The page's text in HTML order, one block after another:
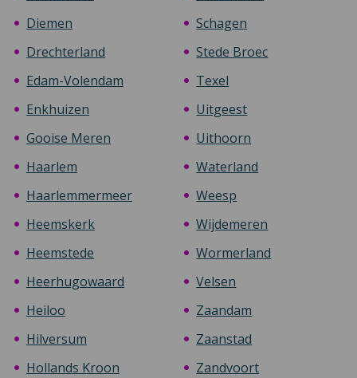
Diemen
Drechterland
Edam-Volendam
Enkhuizen
Gooise Meren
Haarlem
Haarlemmermeer
Heemskerk
Heemstede
Heerhugowaard
Heiloo
Hilversum
Hollands Kroon
Schagen
Stede Broec
Texel
Uitgeest
Uithoorn
Waterland
Weesp
Wijdemeren
Wormerland
Velsen
Zaandam
Zaanstad
Zandvoort